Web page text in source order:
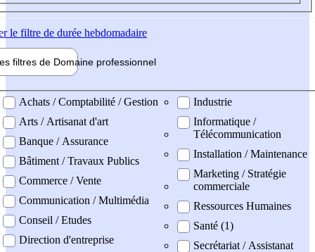
le filtre de durée hebdomadaire
filtres de Domaine professionnel
professionel
Achats / Comptabilité / Gestion
Arts / Artisanat d'art
Banque / Assurance
Bâtiment / Travaux Publics
Commerce / Vente
Communication / Multimédia
Conseil / Etudes
Direction d'entreprise
Industrie
Informatique /
Télécommunication
Installation / Maintenance
Marketing / Stratégie
commerciale
Ressources Humaines
Santé (1)
Secrétariat / Assistanat